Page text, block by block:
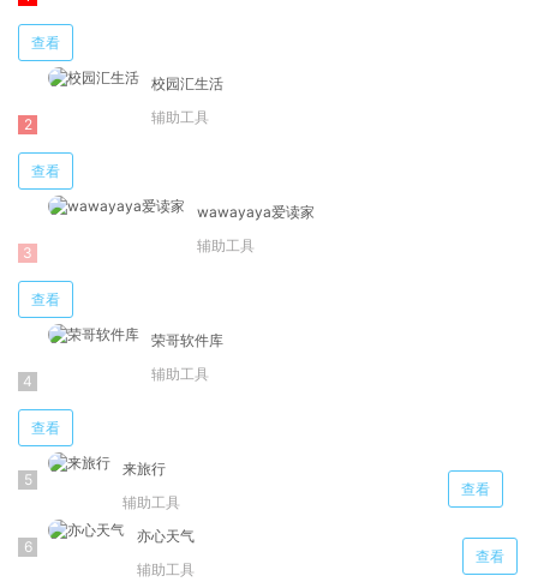
查看
校园汇生活
辅助工具
查看
wawayaya爱读家
辅助工具
查看
荣哥软件库
辅助工具
查看
来旅行
辅助工具
查看
亦心天气
辅助工具
查看